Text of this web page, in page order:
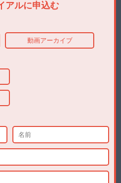
アルに申込む
動画アーカイブ